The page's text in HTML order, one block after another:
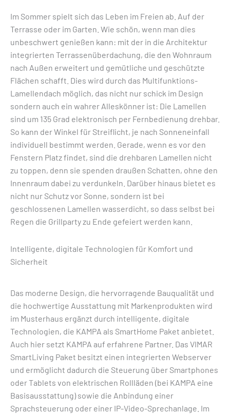
Im Sommer spielt sich das Leben im Freien ab. Auf der
Terrasse oder im Garten. Wie schön, wenn man dies
unbeschwert genießen kann: mit der in die Architektur
integrierten Terrassenüberdachung, die den Wohnraum
nach Außen erweitert und gemütliche und geschützte
Flächen schafft. Dies wird durch das Multifunktions-
Lamellendach möglich, das nicht nur schick im Design
sondern auch ein wahrer Alleskönner ist: Die Lamellen
sind um 135 Grad elektronisch per Fernbedienung drehbar.
So kann der Winkel für Streiflicht, je nach Sonneneinfall
individuell bestimmt werden. Gerade, wenn es vor den
Fenstern Platz findet, sind die drehbaren Lamellen nicht
zu toppen, denn sie spenden draußen Schatten, ohne den
Innenraum dabei zu verdunkeln. Darüber hinaus bietet es
nicht nur Schutz vor Sonne, sondern ist bei
geschlossenen Lamellen wasserdicht, so dass selbst bei
Regen die Grillparty zu Ende gefeiert werden kann.
Intelligente, digitale Technologien für Komfort und
Sicherheit
Das moderne Design, die hervorragende Bauqualität und
die hochwertige Ausstattung mit Markenprodukten wird
im Musterhaus ergänzt durch intelligente, digitale
Technologien, die KAMPA als SmartHome Paket anbietet.
Auch hier setzt KAMPA auf erfahrene Partner. Das VIMAR
SmartLiving Paket besitzt einen integrierten Webserver
und ermöglicht dadurch die Steuerung über Smartphones
oder Tablets von elektrischen Rollläden (bei KAMPA eine
Basisausstattung) sowie die Anbindung einer
Sprachsteuerung oder einer IP-Video-Sprechanlage. Im